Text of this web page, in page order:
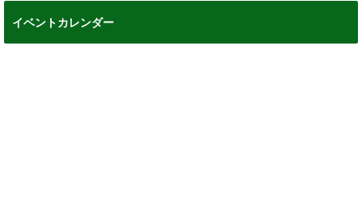
イベントカレンダー